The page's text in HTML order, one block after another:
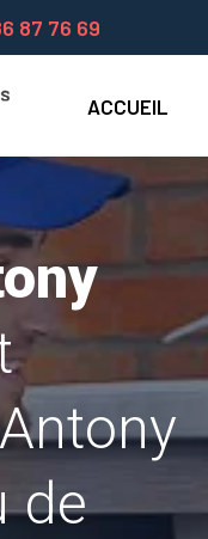
87 76 69
ACCUEIL
de